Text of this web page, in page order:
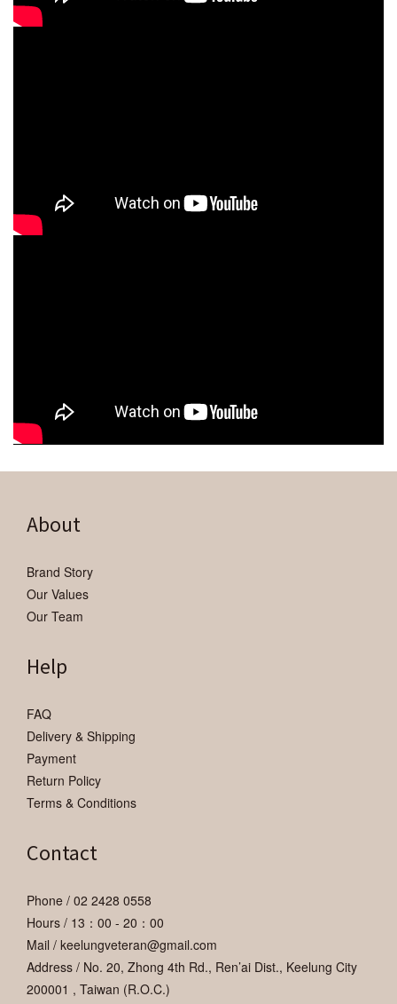
About
Brand Story
Our Values
Our Team
Help
FAQ
Delivery & Shipping
Payment
Return Policy
Terms & Conditions
Contact
Phone / 02 2428 0558
Hours / 13：00 - 20：00
Mail / keelungveteran@gmail.com
Address / No. 20, Zhong 4th Rd., Ren’ai Dist., Keelung City
200001 , Taiwan (R.O.C.)